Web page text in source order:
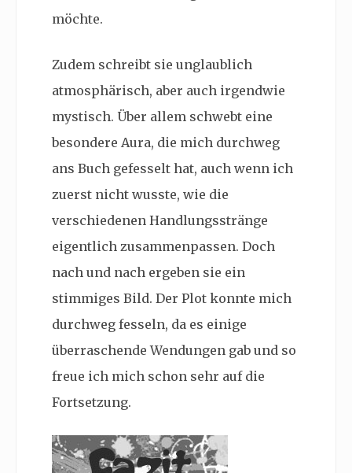
möchte.
Zudem schreibt sie unglaublich
atmosphärisch, aber auch irgendwie
mystisch. Über allem schwebt eine
besondere Aura, die mich durchweg
ans Buch gefesselt hat, auch wenn ich
zuerst nicht wusste, wie die
verschiedenen Handlungsstränge
eigentlich zusammenpassen. Doch
nach und nach ergeben sie ein
stimmiges Bild. Der Plot konnte mich
durchweg fesseln, da es einige
überraschende Wendungen gab und so
freue ich mich schon sehr auf die
Fortsetzung.